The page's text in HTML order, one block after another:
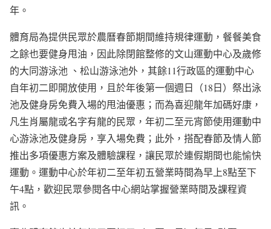
年。
體育局為提供民眾於農曆春節期間維持規律運動，餐餐美食
之餘也要健身甩油，因此除閉館整修的文山運動中心及歲修
的大同游泳池 、松山游泳池外，其餘11行政區的運動中心
自年初二即開放使用，且於年後第一個週日（18日）祭出泳
池及健身房免費入場的甩油優惠；而為喜迎龍年加碼好康，
凡生肖屬龍或名字有龍的民眾，年初二至元宵節使用運動中
心游泳池及健身房，享入場免費；此外，搭配春節及情人節
推出多項優惠方案及體驗課程，讓民眾於連假期間也能愉快
運動。運動中心於年初二至年初五營業時間為早上8點至下
午4點，歡迎民眾參閱各中心網站掌握營業時間及課程資
訊。